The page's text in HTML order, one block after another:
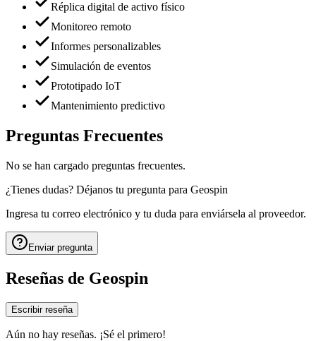
Réplica digital de activo físico
Monitoreo remoto
Informes personalizables
Simulación de eventos
Prototipado IoT
Mantenimiento predictivo
Preguntas Frecuentes
No se han cargado preguntas frecuentes.
¿Tienes dudas? Déjanos tu pregunta para Geospin
Ingresa tu correo electrónico y tu duda para enviársela al proveedor.
Enviar pregunta
Reseñas de Geospin
Escribir reseña
Aún no hay reseñas. ¡Sé el primero!